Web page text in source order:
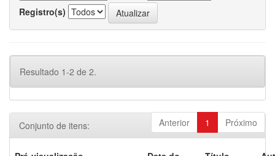
Registro(s)
Resultado 1-2 de 2.
Anterior 1 Próximo
Conjunto de itens: